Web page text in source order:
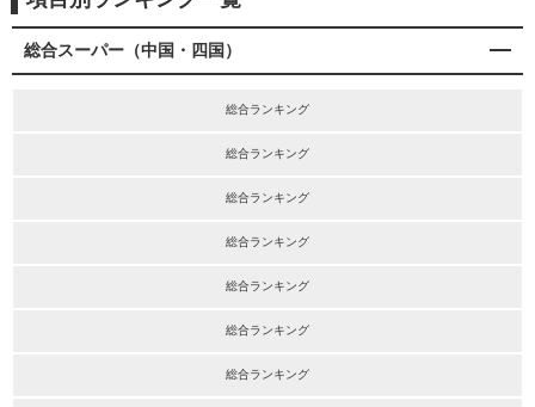
総合スーパー（中国・四国）
総合ランキング
総合ランキング
総合ランキング
総合ランキング
総合ランキング
総合ランキング
総合ランキング